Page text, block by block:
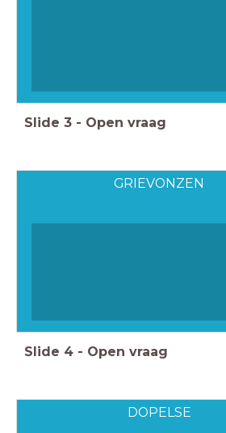
Slide 3 - Open vraag
GRIEVONZEN
Slide 4 - Open vraag
DOPELSE